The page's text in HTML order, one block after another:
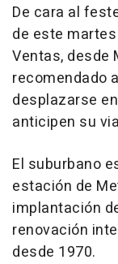
De cara al
de este
Ventas, desde
recomendado
desplazarse
anticipen su
El suburbano
estación de
implantación
renovación
desde 1970.